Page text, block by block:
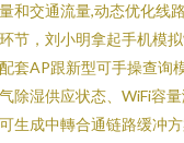
和交通流量,动态优化线
节，刘小明拿起手机模
套AP跟新型可手操查询
除湿供应状态、WiFi容
生成中轉合通链路缓冲